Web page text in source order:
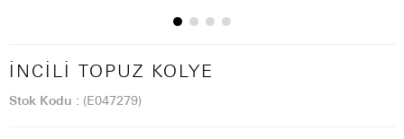
İNCILI TOPUZ KOLYE
Stok Kodu (E047279)